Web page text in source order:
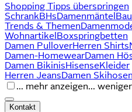
Shopping Tipps überspringen
SchrankBHsDamenmäntel
Trends & Themen
Wohnartikel Boxspringbetten
Damen PulloverHerren Shirts
Damen-HomewearDamen
Damen BikinisHisenseKleider
Herren JeansDamen Skihosen
... mehr anzeigen...
Kontakt